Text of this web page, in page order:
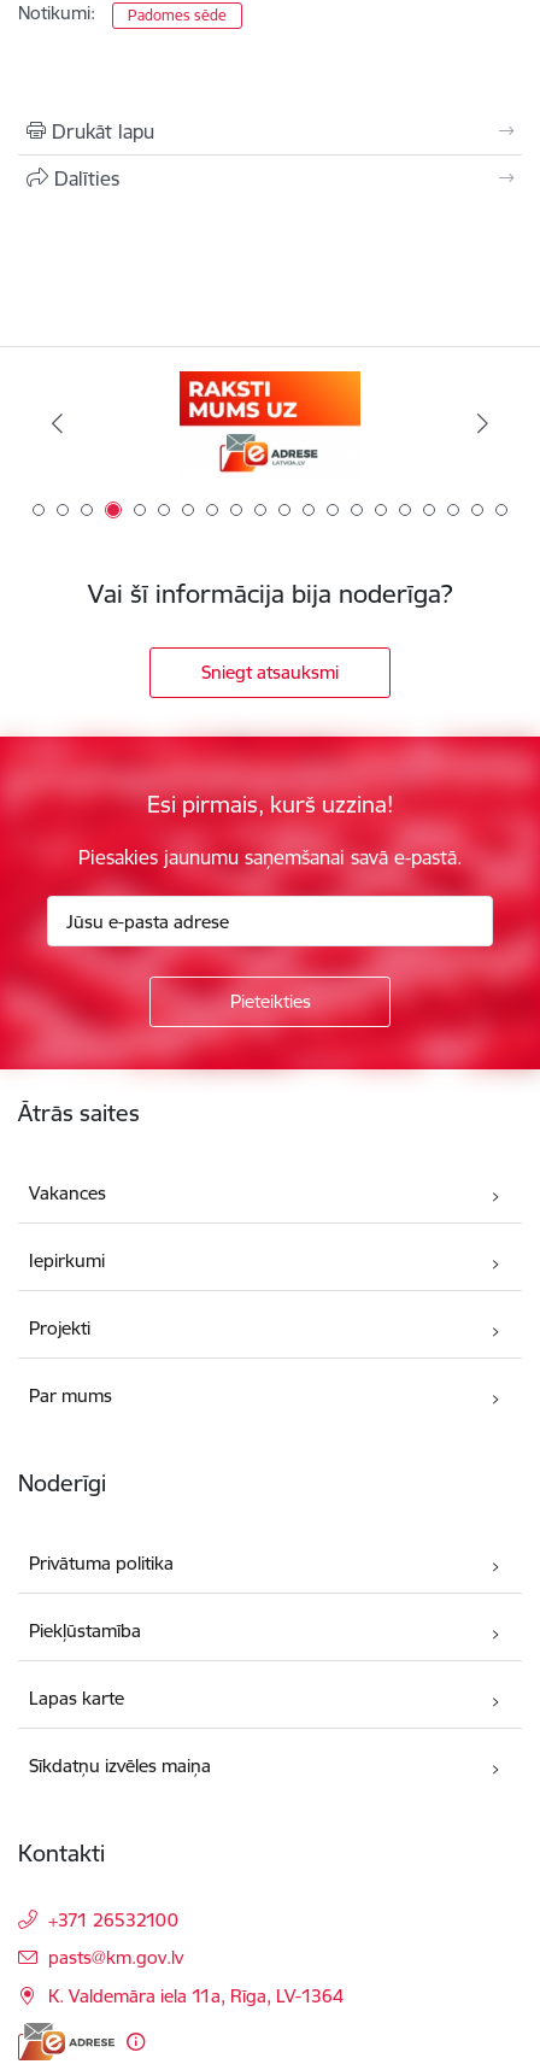
Notikumi: Padomes sēde
Drukāt lapu
Dalīties
Vai šī informācija bija noderīga?
Sniegt atsauksmi
Esi pirmais, kurš uzzina!
Piesakies jaunumu saņemšanai savā e-pastā.
Ātrās saites
Vakances
Iepirkumi
Projekti
Par mums
Noderīgi
Privātuma politika
Piekļūstamība
Lapas karte
Sīkdatņu izvēles maiņa
Kontakti
+371 26532100
E-pasts:
pasts@km.gov.lv
K. Valdemāra iela 11a, Rīga, LV-1364